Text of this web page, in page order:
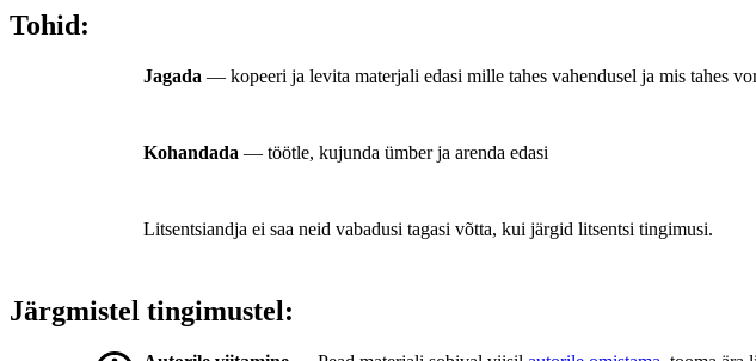
Tohid:
Jagada — kopeeri ja levita materjali edasi mille tahes vahendusel ja mis tahes
Kohandada — töötle, kujunda ümber ja arenda edasi
Litsentsiandja ei saa neid vabadusi tagasi võtta, kui järgid litsentsi tingimusi.
Järgmistel tingimustel: